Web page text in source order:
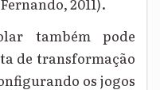
também pode
de transformação
os jogos